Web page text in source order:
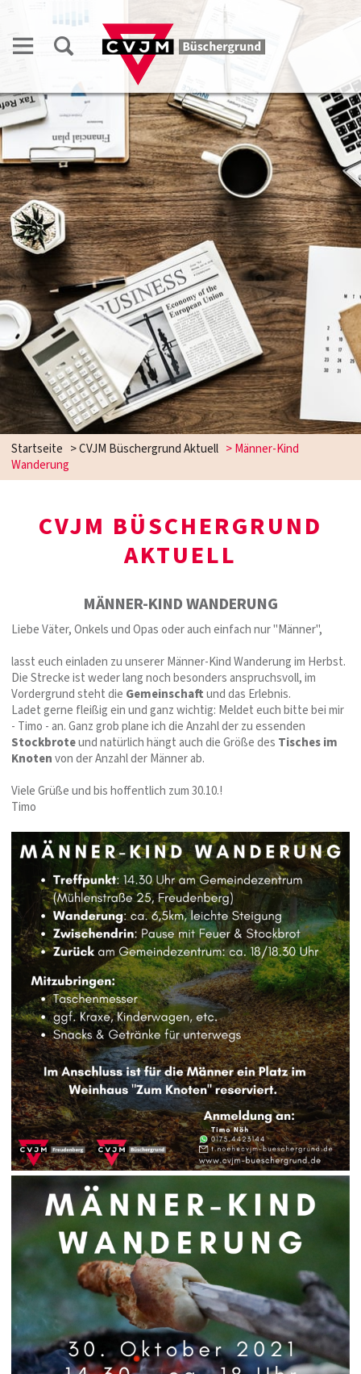
Startseite >CVJM Büschergrund Aktuell >Männer-Kind
Wanderung
CVJM BÜSCHERGRUND
AKTUELL
MÄNNER-KIND WANDERUNG
Liebe Väter, Onkels und Opas oder auch einfach nur "Männer",
lasst euch einladen zu unserer Männer-Kind Wanderung im Herbst.
Die Strecke ist weder lang noch besonders anspruchsvoll, im
Vordergrund steht die Gemeinschaftund das Erlebnis.
Ladet gerne fleißig ein und ganz wichtig: Meldet euch bitte bei mir
- Timo - an. Ganz grob plane ich die Anzahl der zu essenden
Stockbroteund natürlich hängt auch die Größe des Tisches im
Knotenvon der Anzahl der Männer ab.
Viele Grüße und bis hoffentlich zum 30.10.!
Timo